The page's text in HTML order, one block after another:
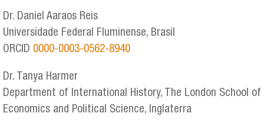
Dr. Daniel Aaraos Reis
Universidade Federal Fluminense, Brasil
ORCID 0000-0003-0562-8940
Dr. Tanya Harmer
Department of International History, The London School of
Economics and Political Science, Inglaterra